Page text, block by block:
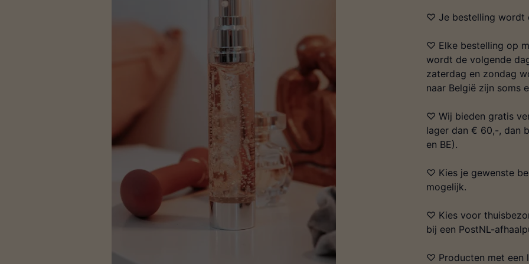
♡ Je bestelling wordt
♡ Elke bestelling op
wordt de volgende
zaterdag en zondag
naar België zijn soms
♡ Wij bieden gratis
lager dan € 60,-, dan
en BE).
♡ Kies je gewenste
mogelijk.
♡ Kies voor
bij een PostNL-
♡ Producten met een